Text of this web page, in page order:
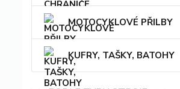
MOTOCYKLOVÉ PŘILBY
KUFRY, TAŠKY, BATOHY